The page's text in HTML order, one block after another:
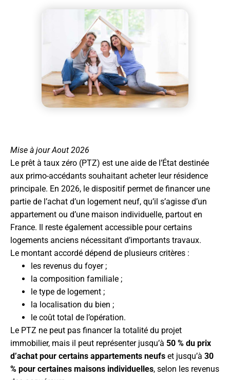
Mise à jour Aout 2026
Le prêt à taux zéro (PTZ) est une aide de l’État destinée
aux primo-accédants souhaitant acheter leur résidence
principale. En 2026, le dispositif permet de financer une
partie de l’achat d’un logement neuf, qu’il s’agisse d’un
appartement ou d’une maison individuelle, partout en
France. Il reste également accessible pour certains
logements anciens nécessitant d’importants travaux.
Le montant accordé dépend de plusieurs critères :
les revenus du foyer ;
la composition familiale ;
le type de logement ;
la localisation du bien ;
le coût total de l’opération.
Le PTZ ne peut pas financer la totalité du projet
immobilier, mais il peut représenter jusqu’à 50 % du prix
d’achat pour certains appartements neufs et jusqu’à 30
% pour certaines maisons individuelles, selon les revenus